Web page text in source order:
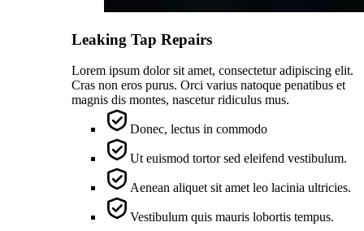
Leaking Tap Repairs
Lorem ipsum dolor sit amet, consectetur adipiscing elit.
Cras non eros purus. Orci varius natoque penatibus et
magnis dis montes, nascetur ridiculus mus.
Donec, lectus in commodo
Ut euismod tortor sed eleifend vestibulum.
Aenean aliquet sit amet leo lacinia ultricies.
Vestibulum quis mauris lobortis tempus.